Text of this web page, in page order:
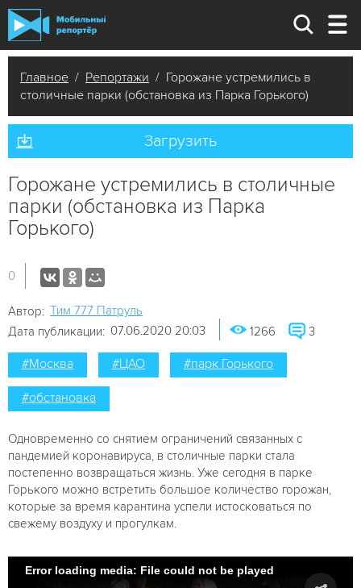
Главное / Репортажи / Горожане устремились в
столичные парки (обстановка из Парка Горького)
Загрузить
Горожане устремились в столичные
парки (обстановка из Парка
Горького)
0
Автор: Tим 777 Патруль
Дата публикации: 07.06.2020 20:03 1266 3
#Москва #ЦАО #парк Горького
#обстановка
Одновременно со снятием ограничений связанных с
пандемией коронавируса, в столичные парки стала
постепенно возвращаться жизнь. Уже сегодня в парке
Горького можно встретить большое количество горожан,
которые за время карантина успели истосковаться по
свежему воздуху и прогулкам.
Error loading media: File could not be played